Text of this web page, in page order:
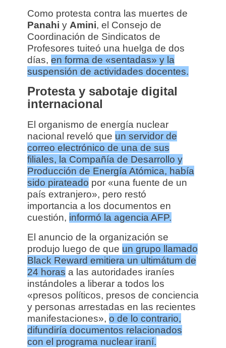
Como protesta contra las muertes de
Panahi y Amini, el Consejo de
Coordinación de Sindicatos de
Profesores tuiteó una huelga de dos
días, en forma de «sentadas» y la
suspensión de actividades docentes.
Protesta y sabotaje digital
internacional
El organismo de energía nuclear
nacional reveló que un servidor de
correo electrónico de una de sus
filiales, la Compañía de Desarrollo y
Producción de Energía Atómica, había
sido pirateado por «una fuente de un
país extranjero», pero restó
importancia a los documentos en
cuestión, informó la agencia AFP.
El anuncio de la organización se
produjo luego de que un grupo llamado
Black Reward emitiera un ultimátum de
24 horas a las autoridades iraníes
instándoles a liberar a todos los
«presos políticos, presos de conciencia
y personas arrestadas en las recientes
manifestaciones», o de lo contrario,
difundiría documentos relacionados
con el programa nuclear iraní.